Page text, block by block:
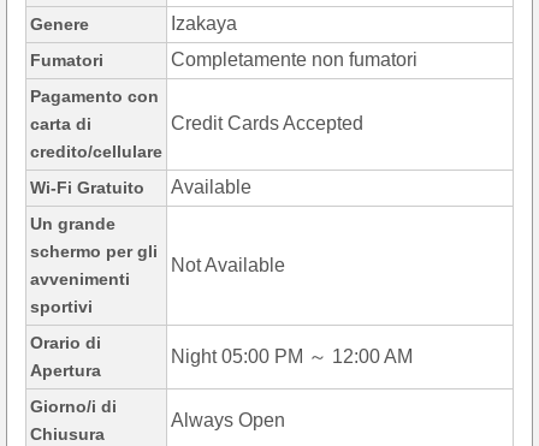
Genere Izakaya
Fumatori Completamente non fumatori
Pagamento con
carta di
credito/cellulare
Credit Cards Accepted
Wi-Fi Gratuito Available
Un grande
schermo per gli
avvenimenti
sportivi
Not Available
Orario di
Apertura
Night 05:00 PM ～ 12:00 AM
Giorno/i di
Chiusura
Always Open